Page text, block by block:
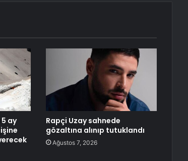
ay
Rapçi Uzay sahnede
gözaltına alınıp tutuklandı
Ağustos 7, 2026